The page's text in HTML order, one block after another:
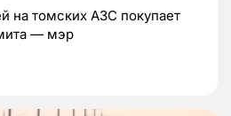
на томских АЗС покупает
— мэр